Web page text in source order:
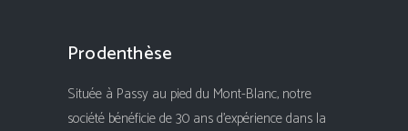
Prodenthèse
Située à Passy au pied du Mont-Blanc, notre
société bénéficie de 30 ans d'expérience dans la